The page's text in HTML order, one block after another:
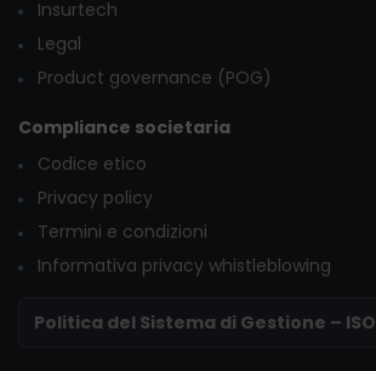
Insurtech
Legal
Product governance (POG)
Compliance societaria
Codice etico
Privacy policy
Termini e condizioni
Informativa privacy whistleblowing
Politica del Sistema di Gestione – ISO